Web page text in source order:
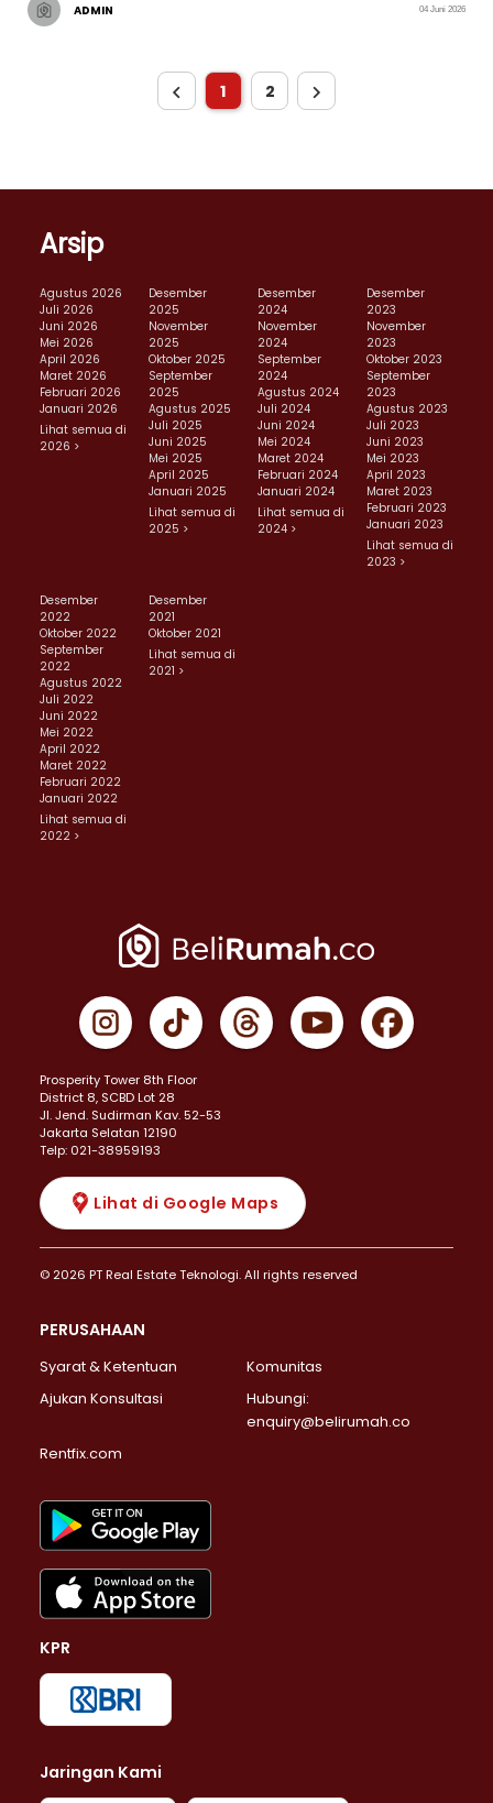
ADMIN 04 Juni 2026
1 2
Arsip
Agustus 2026
Juli 2026
Juni 2026
Mei 2026
April 2026
Maret 2026
Februari 2026
Januari 2026
Lihat semua di
2026 >
Desember
2025
November
2025
Oktober 2025
September
2025
Agustus 2025
Juli 2025
Juni 2025
Mei 2025
April 2025
Januari 2025
Lihat semua di
2025 >
Desember
2024
November
2024
September
2024
Agustus 2024
Juli 2024
Juni 2024
Mei 2024
Maret 2024
Februari 2024
Januari 2024
Lihat semua di
2024 >
Desember
2023
November
2023
Oktober 2023
September
2023
Agustus 2023
Juli 2023
Juni 2023
Mei 2023
April 2023
Maret 2023
Februari 2023
Januari 2023
Lihat semua di
2023 >
Desember
2022
Oktober 2022
September
2022
Agustus 2022
Juli 2022
Juni 2022
Mei 2022
April 2022
Maret 2022
Februari 2022
Januari 2022
Lihat semua di
2022 >
Desember
2021
Oktober 2021
Lihat semua di
2021 >
Prosperity Tower 8th Floor
District 8, SCBD Lot 28
JI. Jend. Sudirman Kav. 52-53
Jakarta Selatan 12190
Telp: 021-38959193
Lihat di Google Maps
© 2026 PT Real Estate Teknologi. All rights reserved
PERUSAHAAN
Syarat & Ketentuan
Komunitas
Ajukan Konsultasi
Hubungi:
enquiry@belirumah.co
Rentfix.com
KPR
Jaringan Kami